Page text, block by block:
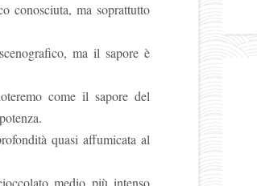
conosciuta, ma soprattutto
ma il sapore è
come il sapore del
quasi affumicata al
medio più intenso